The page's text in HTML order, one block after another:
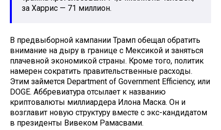
за Харрис — 71 миллион.
В предвыборной кампании Трамп обещал обратить
внимание на дыру в границе с Мексикой и заняться
плачевной экономикой страны. Кроме того, политик
намерен сократить правительственные расходы.
Этим займется Department of Government Efficiency, или
DOGE. Аббревиатура отсылает к названию
криптовалюты миллиардера Илона Маска. Он и
возглавит новую структуру вместе с экс-кандидатом
в президенты Вивеком Рамасвами.